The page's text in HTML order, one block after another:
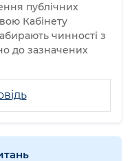
публічних
Кабінету
чинності з
до зазначених